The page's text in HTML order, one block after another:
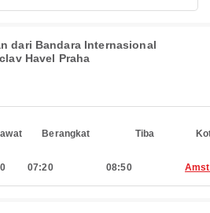
dari Bandara Internasional
Havel Praha
Berangkat Tiba
07:20 08:50